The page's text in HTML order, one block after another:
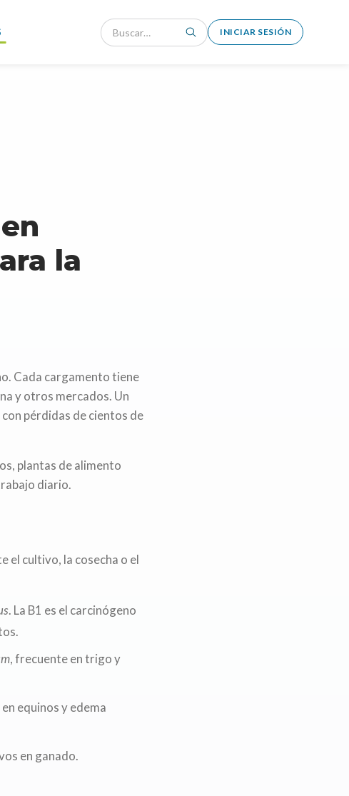
INICIAR SESIÓN
la
Cada cargamento tiene
y otros mercados. Un
pérdidas de cientos de
plantas de alimento
diario.
el cultivo, la cosecha o el
. La B1 es el carcinógeno
, frecuente en trigo y
equinos y edema
en ganado.